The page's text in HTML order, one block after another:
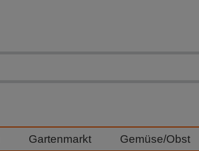
Gartenmarkt Gemüse/Obst